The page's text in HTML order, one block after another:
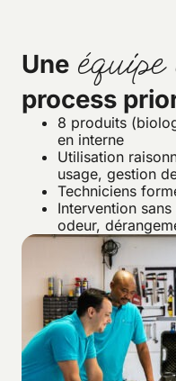
Une
process
8 produits
en interne
Utilisation
usage, gestion
Techniciens
Intervention
odeur,